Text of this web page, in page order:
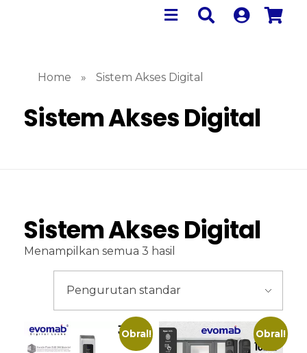
Home » Sistem Akses Digital
Sistem Akses Digital
Sistem Akses Digital
Menampilkan semua 3 hasil
Obral! Obral!